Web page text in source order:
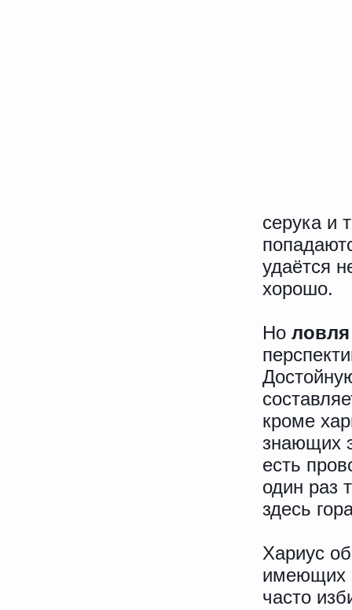
серука и
удаётся
хорошо.
Но ловля
кроме
знающих
есть
один раз
здесь
Хариус
имеющих
часто